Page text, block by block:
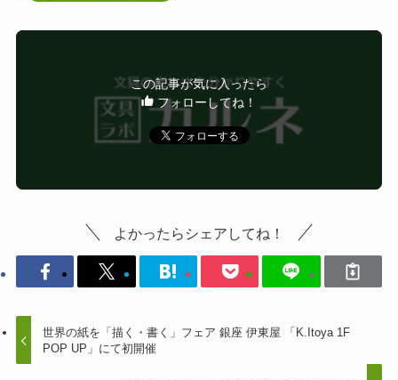
この記事が気に入ったら
フォローしてね！
よかったらシェアしてね！
世界の紙を「描く・書く」フェア 銀座 伊東屋 「K.Itoya 1F
POP UP」にて初開催